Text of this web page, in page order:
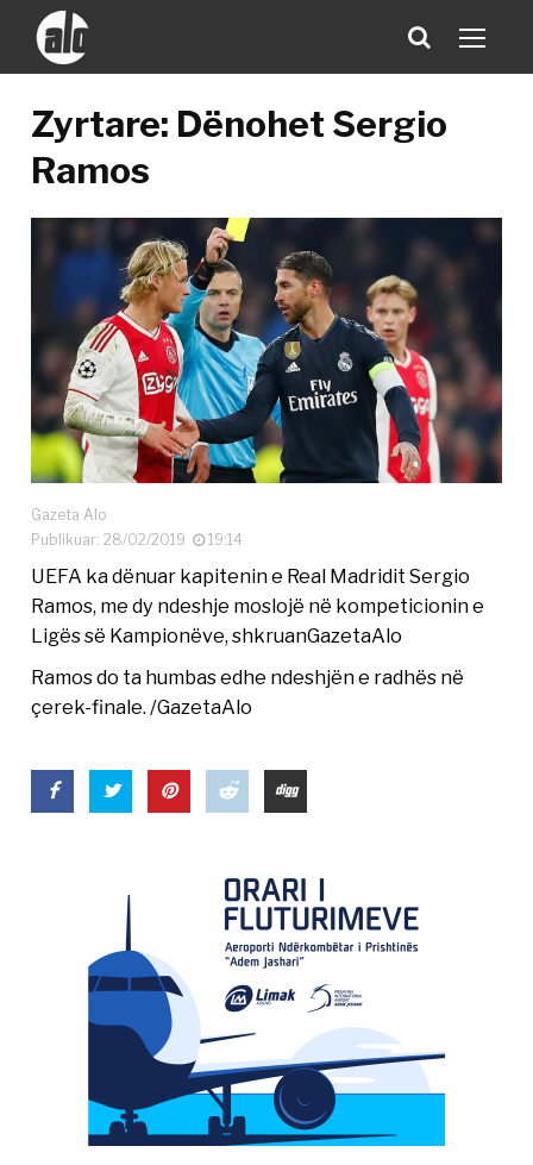
Zyrtare: Dënohet Sergio
Ramos
Gazeta Alo
Publikuar: 28/02/2019
19:14
UEFA ka dënuar kapitenin e Real Madridit Sergio
Ramos, me dy ndeshje moslojë në kompeticionin e
Ligës së Kampionëve, shkruanGazetaAlo
Ramos do ta humbas edhe ndeshjën e radhës në
çerek-finale. /GazetaAlo